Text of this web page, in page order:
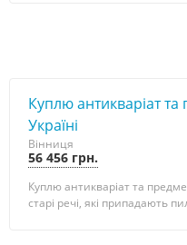
Куплю антикваріат
Україні
Вінниця
56 456 грн.
Куплю антикваріат та
старі речі, які припадають